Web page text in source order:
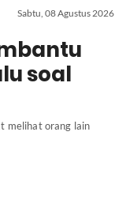
Sabtu, 08 Agustus 2026
soal
melihat orang lain